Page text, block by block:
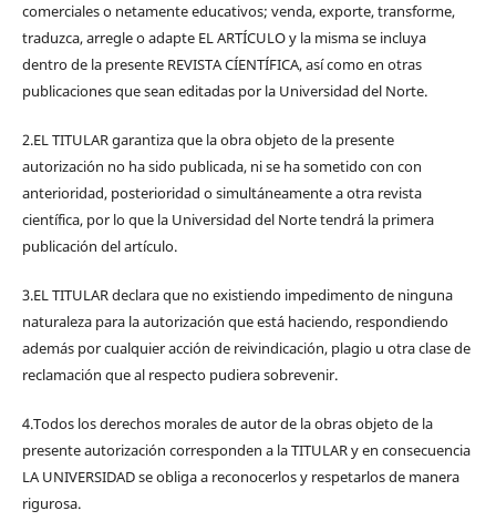
comerciales o netamente educativos; venda, exporte, transforme,
traduzca, arregle o adapte EL ARTÍCULO y la misma se incluya
dentro de la presente REVISTA CÍENTÍFICA, así como en otras
publicaciones que sean editadas por la Universidad del Norte.
2.EL TITULAR garantiza que la obra objeto de la presente
autorización no ha sido publicada, ni se ha sometido con con
anterioridad, posterioridad o simultáneamente a otra revista
científica, por lo que la Universidad del Norte tendrá la primera
publicación del artículo.
3.EL TITULAR declara que no existiendo impedimento de ninguna
naturaleza para la autorización que está haciendo, respondiendo
además por cualquier acción de reivindicación, plagio u otra clase de
reclamación que al respecto pudiera sobrevenir.
4.Todos los derechos morales de autor de la obras objeto de la
presente autorización corresponden a la TITULAR y en consecuencia
LA UNIVERSIDAD se obliga a reconocerlos y respetarlos de manera
rigurosa.